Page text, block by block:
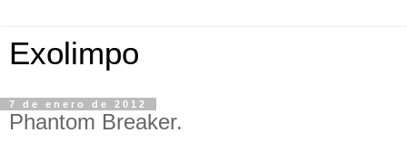
Exolimpo
7 de enero de 2012
Phantom Breaker.